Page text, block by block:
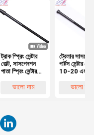
ট্রাক স্প্রিং সেন্টার
বোল্ট, সাসপেনশন
পাতা স্প্রিং সেন্টার
110MM 10.9
ভালো দাম
ট্রেলার
পার্টস সেন্টার
10-20 এল
ভালো দাম